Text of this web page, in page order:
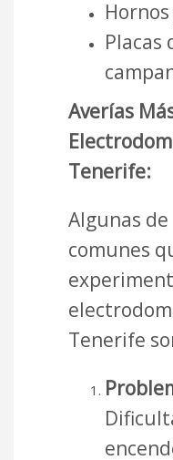
Placas
Averías
Tenerife:
Algunas
comunes
Tenerife